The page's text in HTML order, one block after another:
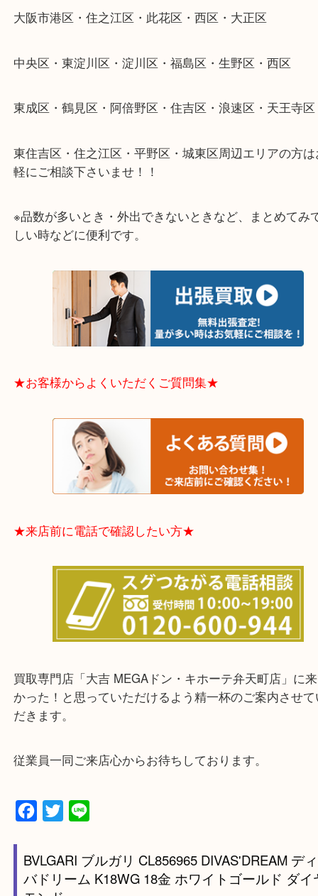
さい。
★出張買取エリアのご紹介★
大阪市港区・住之江区・此花区・西区・大正区
東成区・鶴見区・阿倍野区・住吉区・浪速区・天王
軽にご相談下さいませ！！
※品数が多いとき・外出できないときなど、まとめ
しい時などに便利です。
★お客様からよくいただくご質問集★
★来店前に電話で確認したい方★